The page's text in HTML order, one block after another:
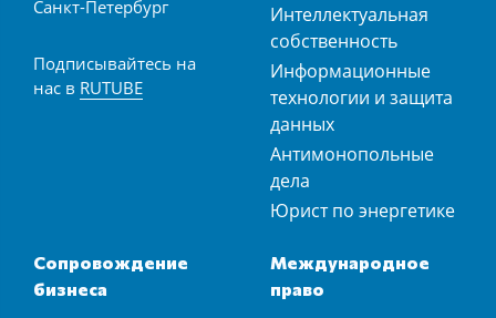
Санкт-Петербург
Подписывайтесь на
нас в RUTUBE
Интеллектуальная
собственность
Информационные
технологии и защита
данных
Антимонопольные
дела
Юрист по энергетике
Сопровождение
бизнеса
Международное
право